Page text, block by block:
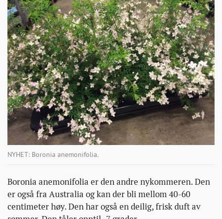
NYHET: Boronia anemonifolia.
Boronia anemonifolia er den andre nykommeren. Den
er også fra Australia og kan der bli mellom 40-60
centimeter høy. Den har også en deilig, frisk duft av